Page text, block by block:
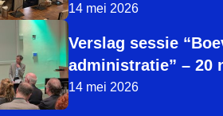
14 mei 2026
Verslag sessie
administratie” – 20
14 mei 2026